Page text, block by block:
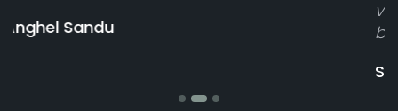
banii pentru 1 bucata, Multumesc